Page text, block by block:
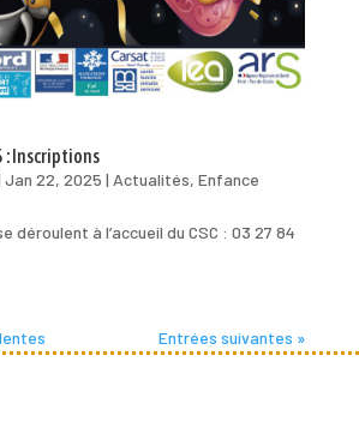
: Inscriptions
Jan 22, 2025 | Actualités, Enfance
déroulent à l’accueil du CSC : 03 27 84
Entrées suivantes »